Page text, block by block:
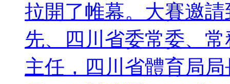
拉開了帷幕。大賽邀
先、四川省委常委
主任，四川省體育局